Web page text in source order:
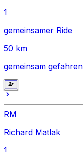
1
gemeinsamer Ride
50 km
gemeinsam gefahren
RM
Richard Matlak
1